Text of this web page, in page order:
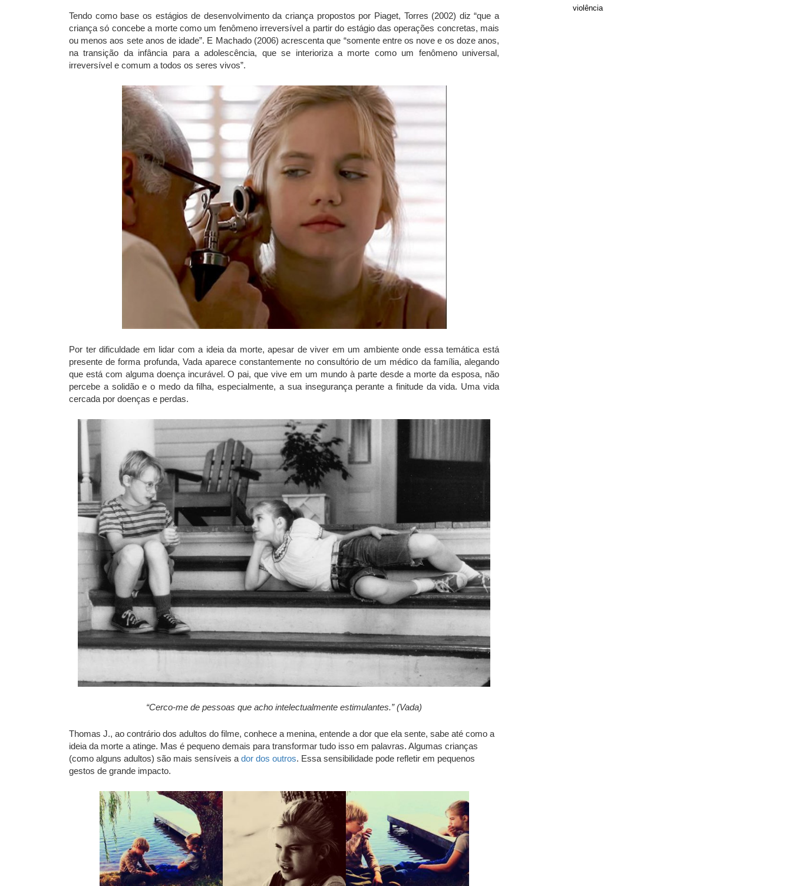
violência
Tendo como base os estágios de desenvolvimento da criança propostos por Piaget, Torres (2002) diz “que a
criança só concebe a morte como um fenômeno irreversível a partir do estágio das operações concretas, mais
ou menos aos sete anos de idade”. E Machado (2006) acrescenta que “somente entre os nove e os doze anos,
na transição da infância para a adolescência, que se interioriza a morte como um fenômeno universal,
irreversível e comum a todos os seres vivos”.
Por ter dificuldade em lidar com a ideia da morte, apesar de viver em um ambiente onde essa temática está
presente de forma profunda, Vada aparece constantemente no consultório de um médico da família, alegando
que está com alguma doença incurável. O pai, que vive em um mundo à parte desde a morte da esposa, não
percebe a solidão e o medo da filha, especialmente, a sua insegurança perante a finitude da vida. Uma vida
cercada por doenças e perdas.
“Cerco-me de pessoas que acho intelectualmente estimulantes.” (Vada)
Thomas J., ao contrário dos adultos do filme, conhece a menina, entende a dor que ela sente, sabe até como a
ideia da morte a atinge. Mas é pequeno demais para transformar tudo isso em palavras. Algumas crianças
(como alguns adultos) são mais sensíveis ador dos outros. Essa sensibilidade pode refletir em pequenos
gestos de grande impacto.